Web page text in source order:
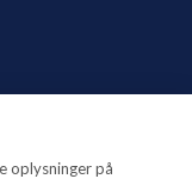
oplysninger på